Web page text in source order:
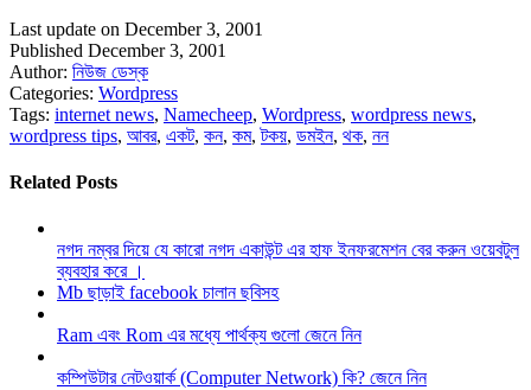
Last update on December 3, 2001
Published December 3, 2001
Author: নিউজ ডেস্ক
Categories: Wordpress
Tags: internet news, Namecheep, Wordpress, wordpress news,
wordpress tips, আবর, একট, কন, কম,টকয়, ডমইন, থক, নন
Related Posts
নগদ নম্বর দিয়ে যে কারো নগদ একাউন্ট এর হাফ ইনফরমেশন বের করুন ওয়েবটুল
ব্যবহার করে ।
Mb ছাড়াই facebook চালান ছবিসহ
Ram এবং Rom এর মধ্যে পার্থক্য গুলো জেনে নিন
কম্পিউটার নেটওয়ার্ক (Computer Network) কি? জেনে নিন